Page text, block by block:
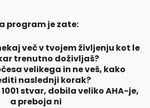
program je zate:
več v tvojem življenju kot le
trenutno doživljaš?
velikega in ne veš, kako
naslednji korak?
stvar, dobila veliko AHA-je,
a preboja ni